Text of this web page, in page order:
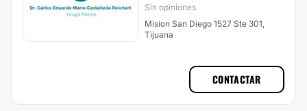
Sin opiniones
Mision San Diego 1527 Ste 301,
Tijuana
CONTACTAR